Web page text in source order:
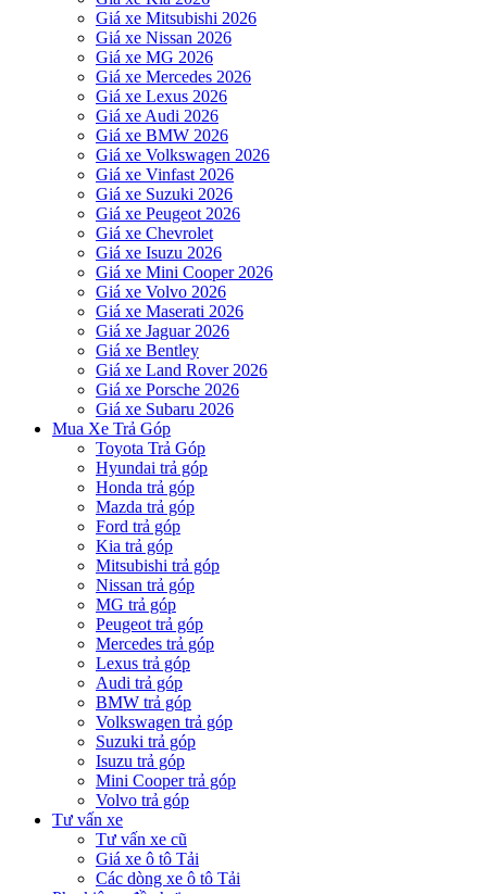
Giá xe Mitsubishi 2026
Giá xe Nissan 2026
Giá xe MG 2026
Giá xe Mercedes 2026
Giá xe Lexus 2026
Giá xe Audi 2026
Giá xe BMW 2026
Giá xe Volkswagen 2026
Giá xe Vinfast 2026
Giá xe Suzuki 2026
Giá xe Peugeot 2026
Giá xe Chevrolet
Giá xe Isuzu 2026
Giá xe Mini Cooper 2026
Giá xe Volvo 2026
Giá xe Maserati 2026
Giá xe Jaguar 2026
Giá xe Bentley
Giá xe Land Rover 2026
Giá xe Porsche 2026
Giá xe Subaru 2026
Mua Xe Trả Góp
Toyota Trả Góp
Hyundai trả góp
Honda trả góp
Mazda trả góp
Ford trả góp
Kia trả góp
Mitsubishi trả góp
Nissan trả góp
MG trả góp
Peugeot trả góp
Mercedes trả góp
Lexus trả góp
Audi trả góp
BMW trả góp
Volkswagen trả góp
Suzuki trả góp
Isuzu trả góp
Mini Cooper trả góp
Volvo trả góp
Tư vấn xe
Tư vấn xe cũ
Giá xe ô tô Tải
Các dòng xe ô tô Tải